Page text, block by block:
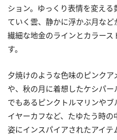
ション。ゆっくり表情を変え
ていく雲、静かに浮かぶ月など
繊細な地金のラインとカラー
す。
夕焼けのような色味のピンク
や、秋の月に着想したケシパ
でもあるピンクトルマリンや
イヤーカフなど、たゆたう時
姿にインスパイアされたアイテ